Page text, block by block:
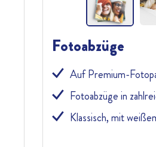
Fotoabzüge
Auf Premium-
Fotoabzüge in
Klassisch, mit